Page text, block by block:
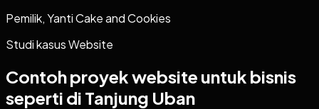
Pemilik, Yanti Cake and Cookies
Studi kasusWebsite
Contoh proyekwebsite untuk bisnis
seperti di Tanjung Uban